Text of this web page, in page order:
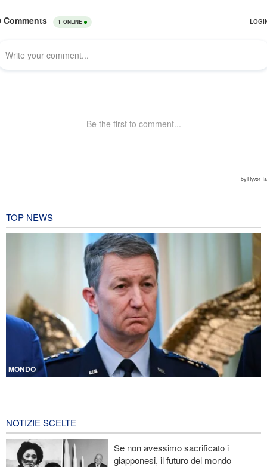
TOP NEWS
MONDO
Le Guardie della Rivoluzione: L’ammissione dei media stranieri
della sconfitta di Trump è il risultato dell’impegno dei media
rivoluzionari
NOTIZIE SCELTE
Se non avessimo sacrificato i
giapponesi, il futuro del mondo